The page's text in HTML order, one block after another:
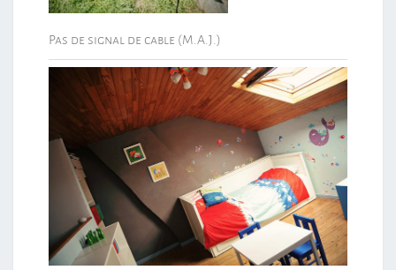
Pas de signal de cable (M.A.J.)